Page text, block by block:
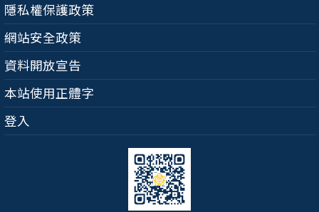
隱私權保護政策
網站安全政策
資料開放宣告
本站使用正體字
登入